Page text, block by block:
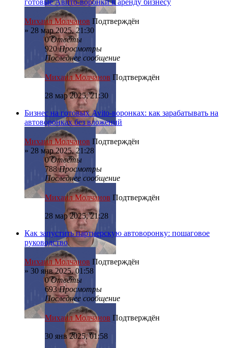
Михаил Молчанов Подтверждён
» 28 мар 2025, 21:30
0Ответы
920Просмотры
Последнее сообщение
Михаил Молчанов Подтверждён
28 мар 2025, 21:30
Бизнес на готовых Avito-воронках: как зарабатывать на
автоворонках без вложений
Михаил Молчанов Подтверждён
» 28 мар 2025, 21:28
0Ответы
788Просмотры
Последнее сообщение
Михаил Молчанов Подтверждён
28 мар 2025, 21:28
Как запустить партнерскую автоворонку: пошаговое
руководство
Михаил Молчанов Подтверждён
» 30 янв 2025, 01:58
0Ответы
693Просмотры
Последнее сообщение
Михаил Молчанов Подтверждён
30 янв 2025, 01:58